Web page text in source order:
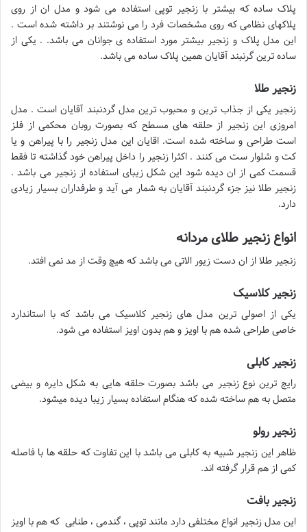
پلاک ساده که بیشتر با زنجیر توپی استفاده می شود و مدل ان از روی
پلاکهای نظامی که روی مشخصات فرد را می نوشتند بر داشته شده است .
این مدل پلاک و زنجیر بیشتر مورد استفاده ی جوانان می باشد. . یکی از
ساده ترین گرنبند آقایان همین پلاک ساده می باشد.
زنجیر طلا
زنجیر یکی از جذاب ترین و محبوب ترین مدل گردنبند آقایان است . مدل
امروزی این زنجیر از حلقه های مسطح که بصورت روبان محکمی از فلز
است طراحی و ساخته شده است. اقایان این مدل زنجیر را با پیراهن و یا
کت و شلوار ست می کنند . اکثرا زنجیر را داخل پیراهن خود گذاشته تا فقط
قسمت کمی از ان دیده شود این شکل زیبای استفاده از زنجیر می باشد .
زنجیر طلا نیز جزء گردنبند آقایان به شمار می آید و طرفداران بسیار زیادی
دارد.
انواع زنجیر طلای مردانه
زنجیر طلا از ان دست زیور الاتی می باشد که هیچ وقت از مد نمی افتد.
زنجیر کلاسیک
یکی از اصولی ترین مدل های زنجیر کلاسیک می باشد که با استاندارد
خاصی طراحی شده هم با اویز و هم بدون اویز استفاده می شود.
زنجیر کابلی
رایج ترین نوع زنجیر می باشد بصورت حلقه هایی به شکل دایره و بیضی
متصل به هم ساخته شده که هنگام استفاده بسیار زیبا دیده میشود.
زنجیر رولو
ظاهر این زنجیر شبیه به کابلی می باشد با این تفاوت که حلقه ها با فاصله
کمی از هم قرار گرفته اند.
زنجیر بافت
این مدل زنجیر انواع مختلفی دارد مانند توپی ، گندمی ، طنابی که هم با اویز